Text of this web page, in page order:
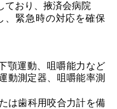
おり、 掖済会病院
、緊急時の対応を確保
顎運動、咀嚼能力など
動測定器、咀嚼能率測
歯科用咬合力計を備